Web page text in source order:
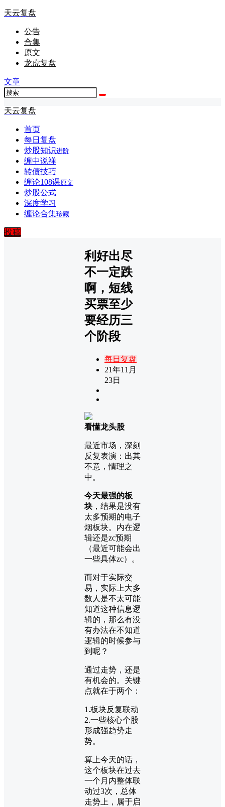
天云复盘
公告
合集
原文
龙虎复盘
文章
天云复盘
首页
每日复盘
炒股知识进阶
缠中说禅
转债技巧
缠论108课原文
炒股公式
深度学习
缠论合集珍藏
投稿
利好出尽
不一定跌
啊，短线
买票至少
要经历三
个阶段
每日复盘
21年11月
23日
看懂龙头股
最近市场，深刻
反复表演：出其
不意，情理之
中。
今天最强的板
块 ，结果是没有
太多预期的电子
烟板块。内在逻
辑还是zc预期
（最近可能会出
一些具体zc）。
而对于实际交
易，实际上大多
数人是不太可能
知道这种信息逻
辑的，那么有没
有办法在不知道
逻辑的时候参与
到呢？
通过走势，还是
有机会的。关键
点就在于两个：
1.板块反复联动
2.一些核心个股
形成强趋势走
势。
算上今天的话，
这个板块在过去
一个月内整体联
动过3次，总体
走势上，属于启